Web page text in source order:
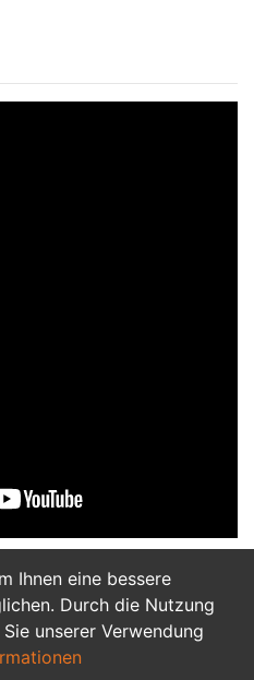
Ihnen eine bessere
Durch die Nutzung
unserer Verwendung